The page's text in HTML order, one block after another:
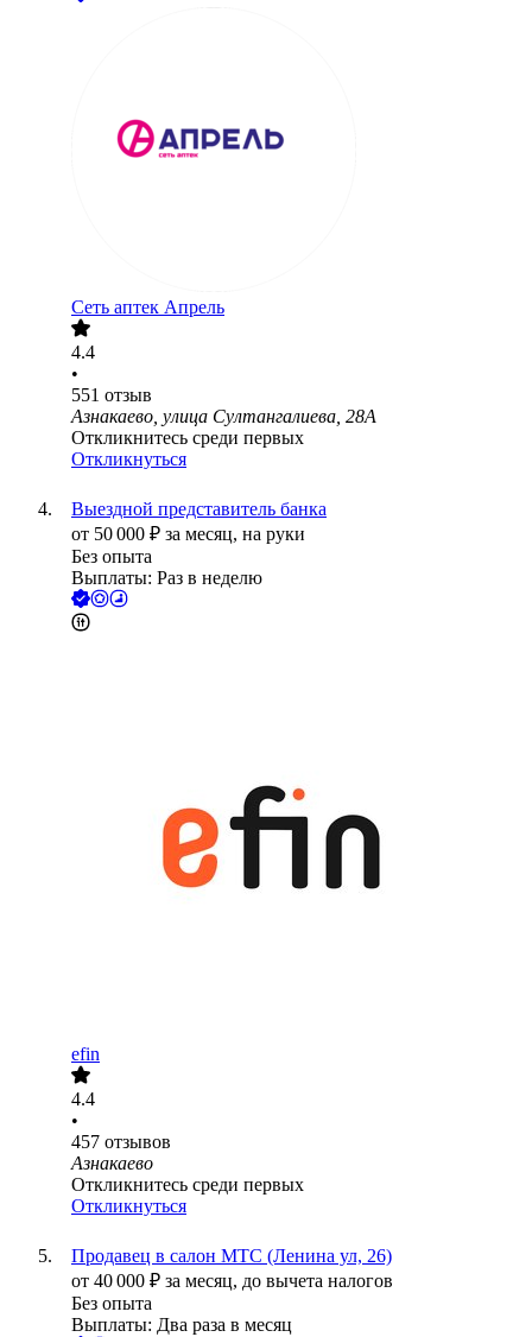
Сеть аптек Апрель
4.4
•
551 отзыв
Азнакаево, улица Султангалиева, 28А
Откликнитесь среди первых
Откликнуться
Выездной представитель банка
от 50 000 ₽ за месяц, на руки
Без опыта
Выплаты: Раз в неделю
efin
4.4
•
457 отзывов
Азнакаево
Откликнитесь среди первых
Откликнуться
Продавец в салон МТС (Ленина ул, 26)
от 40 000 ₽ за месяц, до вычета налогов
Без опыта
Выплаты: Два раза в месяц